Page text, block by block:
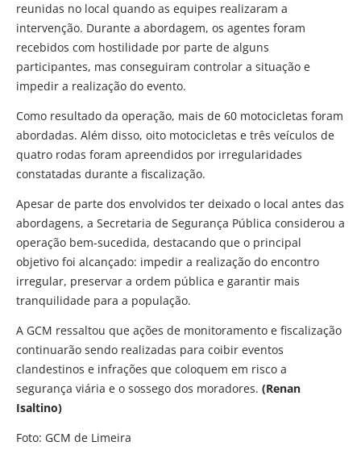
reunidas no local quando as equipes realizaram a
intervenção. Durante a abordagem, os agentes foram
recebidos com hostilidade por parte de alguns
participantes, mas conseguiram controlar a situação e
impedir a realização do evento.
Como resultado da operação, mais de 60 motocicletas foram
abordadas. Além disso, oito motocicletas e três veículos de
quatro rodas foram apreendidos por irregularidades
constatadas durante a fiscalização.
Apesar de parte dos envolvidos ter deixado o local antes das
abordagens, a Secretaria de Segurança Pública considerou a
operação bem-sucedida, destacando que o principal
objetivo foi alcançado: impedir a realização do encontro
irregular, preservar a ordem pública e garantir mais
tranquilidade para a população.
A GCM ressaltou que ações de monitoramento e fiscalização
continuarão sendo realizadas para coibir eventos
clandestinos e infrações que coloquem em risco a
segurança viária e o sossego dos moradores. (Renan
Isaltino)
Foto: GCM de Limeira